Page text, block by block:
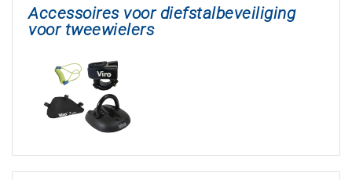
Accessoires voor diefstalbeveiliging
voor tweewielers